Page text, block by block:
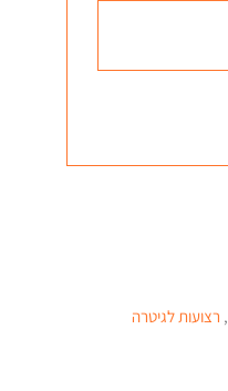
, רצועות לגיטרה